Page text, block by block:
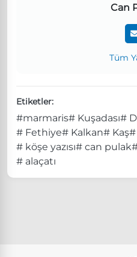
Can
Tüm
Etiketler:
#marmaris# Kuşadası#
# Fethiye# Kalkan# Kaş#
# köşe yazısı# can pulak
# alaçatı